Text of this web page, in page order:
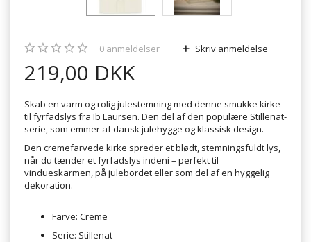
0 anmeldelser Skriv anmeldelse
219,00 DKK
Skab en varm og rolig julestemning med denne smukke kirke
til fyrfadslys fra Ib Laursen. Den del af den populære Stillenat-
serie, som emmer af dansk julehygge og klassisk design.
Den cremefarvede kirke spreder et blødt, stemningsfuldt lys,
når du tænder et fyrfadslys indeni – perfekt til
vindueskarmen, på julebordet eller som del af en hyggelig
dekoration.
Farve: Creme
Serie: Stillenat